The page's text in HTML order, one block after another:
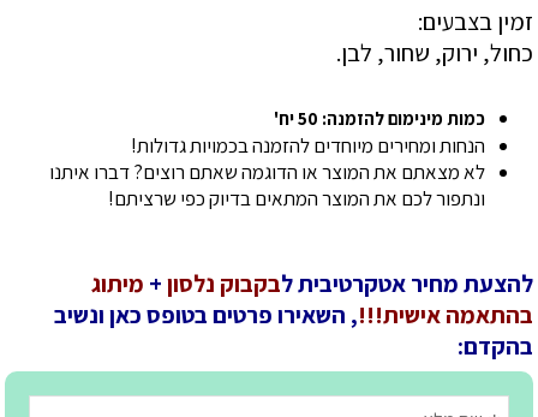
זמין בצבעים:
כחול, ירוק, שחור, לבן.
כמות מינימום להזמנה: 50 יח'
הנחות ומחירים מיוחדים להזמנה בכמויות גדולות!
לא מצאתם את המוצר או הדוגמה שאתם רוצים? דברו איתנו
ונתפור לכם את המוצר המתאים בדיוק כפי שרציתם!
להצעת מחיר אטקרטיבית לבקבוק נלסון+ מיתוג
בהתאמה אישית!!!, השאירו פרטים בטופס כאן ונשיב
בהקדם: